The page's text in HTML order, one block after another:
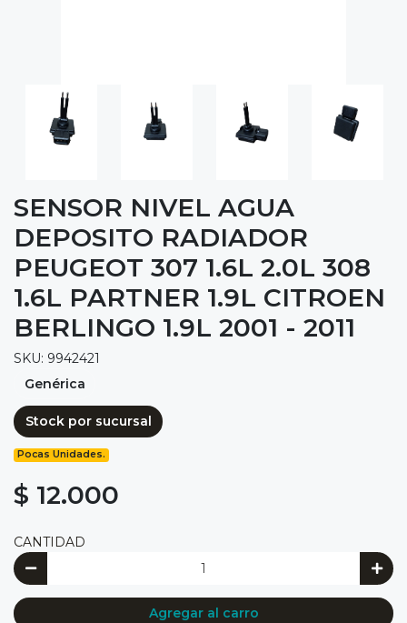
SENSOR NIVEL AGUA
DEPOSITO RADIADOR
PEUGEOT 307 1.6L 2.0L 308
1.6L PARTNER 1.9L CITROEN
BERLINGO 1.9L 2001 - 2011
SKU: 9942421
Genérica
Stock por sucursal
Pocas Unidades.
$ 12.000
CANTIDAD
Agregar al carro